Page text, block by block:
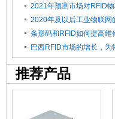
2020年及以后工业物联网
条形码和RFID如何提高维
巴西RFID市场的增长，
推荐产品